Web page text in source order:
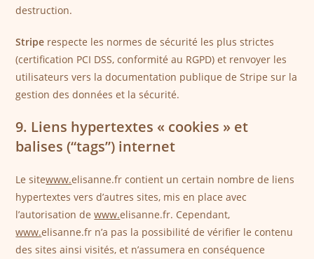
destruction.
Stripe respecte les normes de sécurité les plus strictes
(certification PCI DSS, conformité au RGPD) et renvoyer les
utilisateurs vers la documentation publique de Stripe sur la
gestion des données et la sécurité.
9. Liens hypertextes « cookies » et
balises (“tags”) internet
Le sitewww.elisanne.fr contient un certain nombre de liens
hypertextes vers d’autres sites, mis en place avec
l’autorisation dewww.elisanne.fr. Cependant,
www.elisanne.fr n’a pas la possibilité de vérifier le contenu
des sites ainsi visités, et n’assumera en conséquence